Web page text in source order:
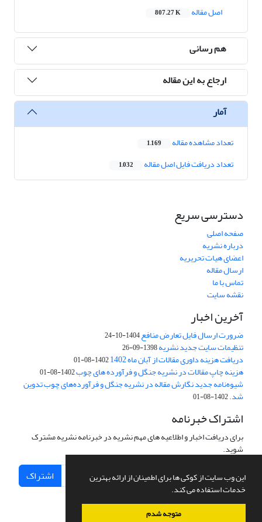
این وب سایت از کوکی ها برای اطمینان از ارائه بهترین
خدمات استفاده می کند.
متوجه شدم
اصل مقاله
807.27 K
هم رسانی
ارجاع به این مقاله
آمار
تعداد مشاهده مقاله 1,169
تعداد دریافت فایل اصل مقاله 1,032
دسترسی سریع
صفحه اصلی
درباره نشریه
اعضای هیات تحریریه
ارسال مقاله
تماس با ما
نقشه سایت
آخرین اخبار
ضرورت ارسال فایل تعارض منافع1404-10-24
تنظیمات سایت جدید نشریه1398-09-26
دریافت هزینه داوری مقالات از آبان ماه 1402 1402-08-01
هزینه چاپ مقالات در نشریه جنگل و فرآورده های چوب1402-08-01
شیوه‌نامه جدید نگارش مقاله در نشریه جنگل و فرآورده‌های چوب تدوین
شد.1402-08-01
اشتراک خبرنامه
برای دریافت اخبار و اطلاعیه های مهم نشریه در خبرنامه نشریه مشترک
شوید.
اشتراک